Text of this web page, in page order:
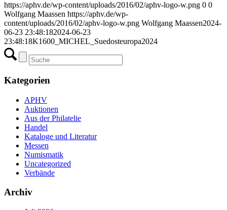
https://aphv.de/wp-content/uploads/2016/02/aphv-logo-w.png 0 0
Wolfgang Maassen https://aphv.de/wp-
content/uploads/2016/02/aphv-logo-w.png Wolfgang Maassen2024-
06-23 23:48:182024-06-23
23:48:18K1600_MICHEL_Suedosteuropa2024
Kategorien
APHV
Auktionen
Aus der Philatelie
Handel
Kataloge und Literatur
Messen
Numismatik
Uncategorized
Verbände
Archiv